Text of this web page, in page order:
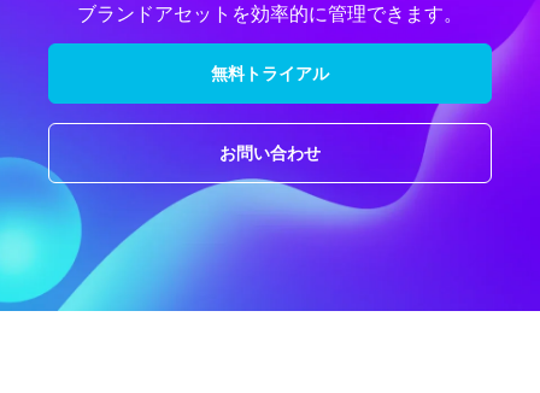
ブランドアセットを効率的に管理できます。
無料トライアル
お問い合わせ